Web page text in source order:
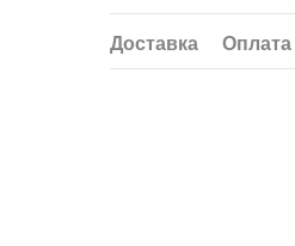
Доставка Оплата